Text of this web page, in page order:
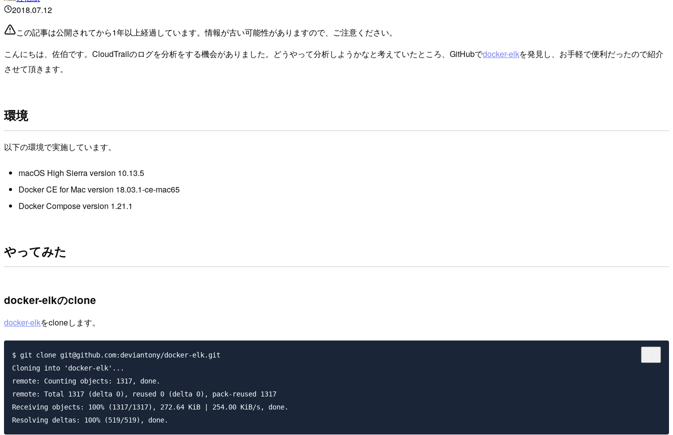
2018.07.12
この記事は公開されてから1年以上経過しています。情報が古い可能性がありますので、ご注意ください。
こんにちは、佐伯です。CloudTrailのログを分析をする機会がありました。どうやって分析しようかなと考えていたところ、GitHubでdocker-elkを発見し、お手軽で便利だったので紹介
させて頂きます。
環境
以下の環境で実施しています。
macOS High Sierra version 10.13.5
Docker CE for Mac version 18.03.1-ce-mac65
Docker Compose version 1.21.1
やってみた
docker-elkのclone
docker-elkをcloneします。
$ git clone git@github.com:deviantony/docker-elk.git
Cloning into 'docker-elk'...
remote: Counting objects: 1317, done.
remote: Total 1317 (delta 0), reused 0 (delta 0), pack-reused 1317
Receiving objects: 100% (1317/1317), 272.64 KiB | 254.00 KiB/s, done.